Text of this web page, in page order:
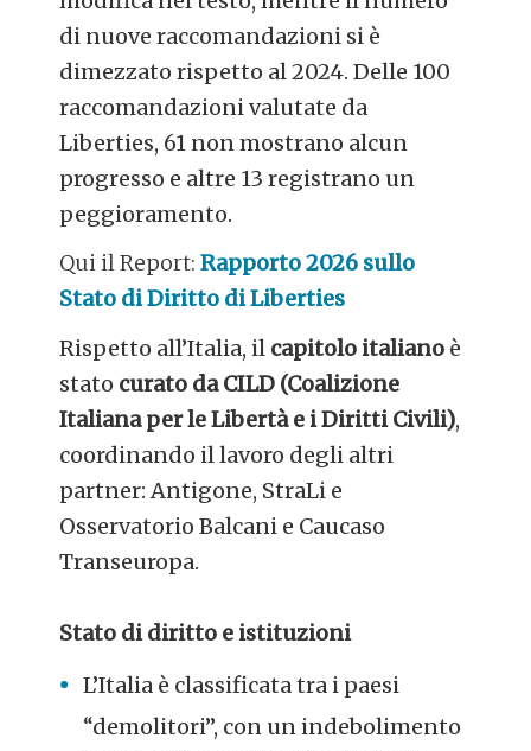
di nuove raccomandazioni si è
dimezzato rispetto al 2024. Delle 100
raccomandazioni valutate da
Liberties, 61 non mostrano alcun
progresso e altre 13 registrano un
peggioramento.
Qui il Report:Rapporto 2026 sullo
Stato di Diritto di Liberties
Rispetto all’Italia, il capitolo italiano è
stato curato da CILD (Coalizione
Italiana per le Libertà e i Diritti Civili),
coordinando il lavoro degli altri
partner: Antigone, StraLi e
Osservatorio Balcani e Caucaso
Transeuropa.
Stato di diritto e istituzioni
L’Italia è classificata tra i paesi
“demolitori”, con un indebolimento